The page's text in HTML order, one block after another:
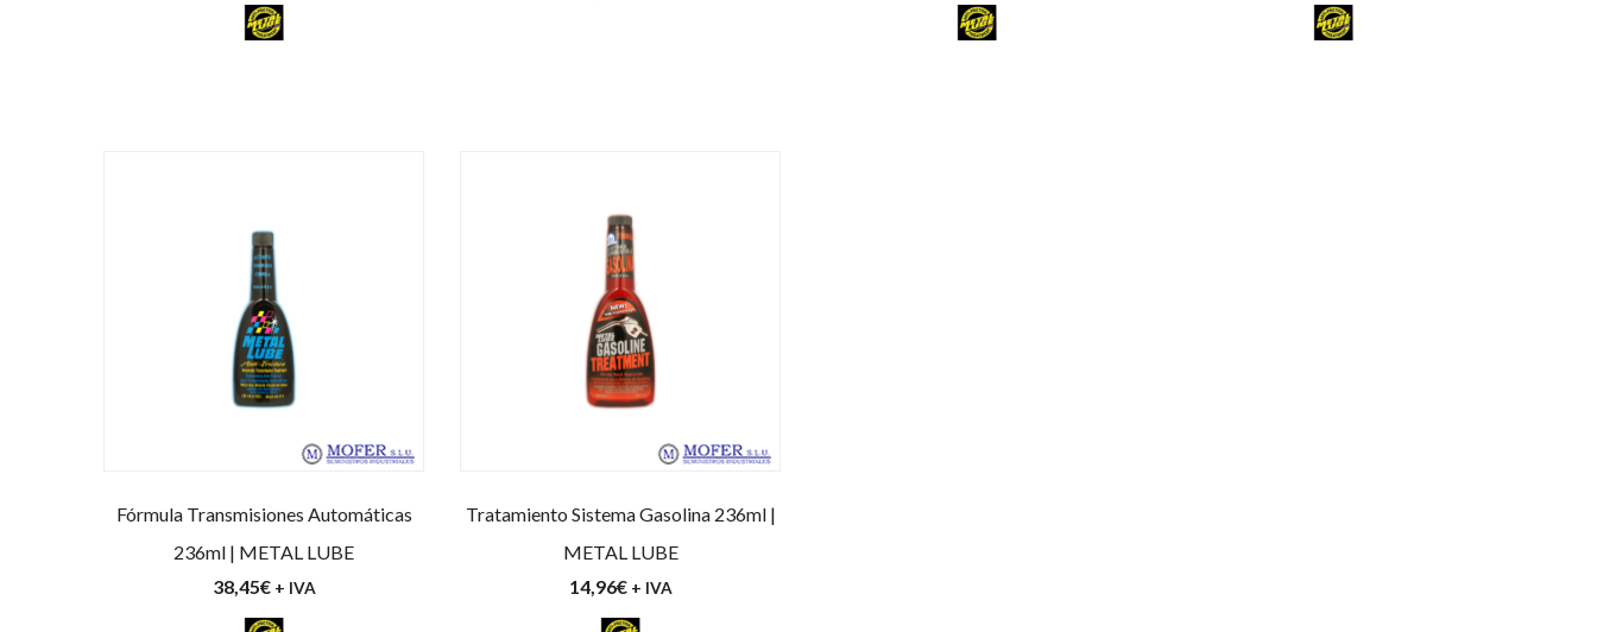
Fórmula Transmisiones Automáticas
236ml | METAL LUBE
38,45€ + IVA
Tratamiento Sistema Gasolina 236ml |
METAL LUBE
14,96€ + IVA